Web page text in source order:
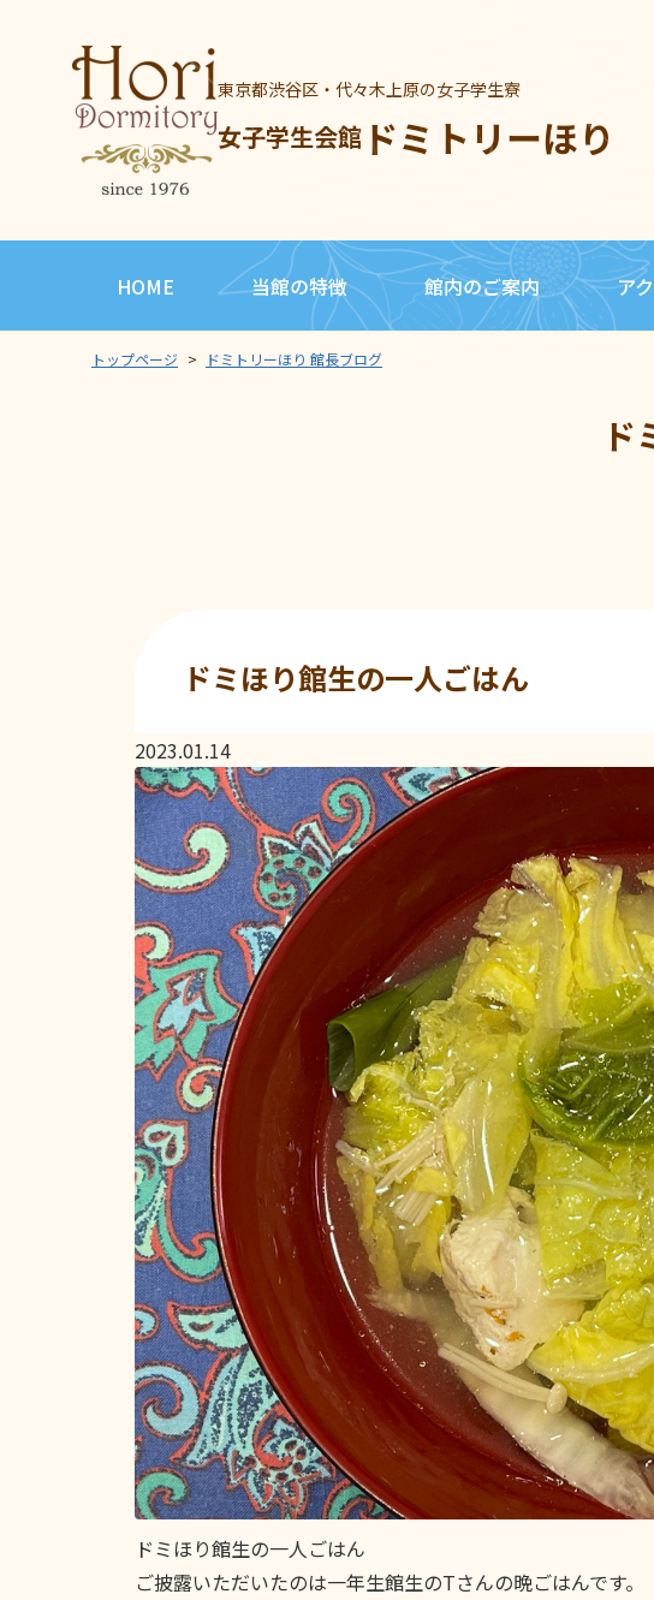
東京都渋谷区・代々木上原の女子学生寮
女子学生会館 ドミトリーほり
HOME 当館の特徴 館内のご案内 ア
トップページ > ドミトリーほり 館長ブログ
ド
ドミほり館生の一人ごはん
2023.01.14
ドミほり館生の一人ごはん
ご披露いただいたのは一年生館生のTさんの晩ごはんです。